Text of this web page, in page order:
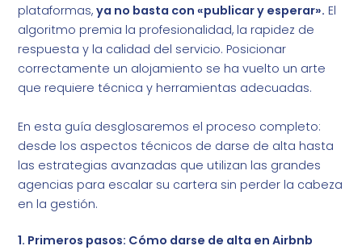
plataformas,ya no basta con «publicar y esperar». El
algoritmo premia la profesionalidad, la rapidez de
respuesta y la calidad del servicio. Posicionar
correctamente un alojamiento se ha vuelto un arte
que requiere técnica y herramientas adecuadas.
En esta guía desglosaremos el proceso completo:
desde los aspectos técnicos de darse de alta hasta
las estrategias avanzadas que utilizan las grandes
agencias para escalar su cartera sin perder la cabeza
en la gestión.
1. Primeros pasos: Cómo darse de alta en Airbnb